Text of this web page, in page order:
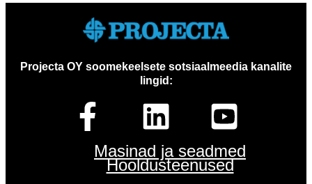
Projecta OY soomekeelsete sotsiaalmeedia kanalite
lingid:
Masinad ja seadmed
Hooldusteenused